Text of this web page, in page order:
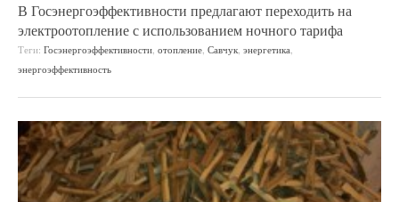
В Госэнергоэффективности предлагают переходить на
электроотопление с использованием ночного тарифа
Теги: Госэнергоэффективности, отопление, Савчук, энергетика,
энергоэффективность